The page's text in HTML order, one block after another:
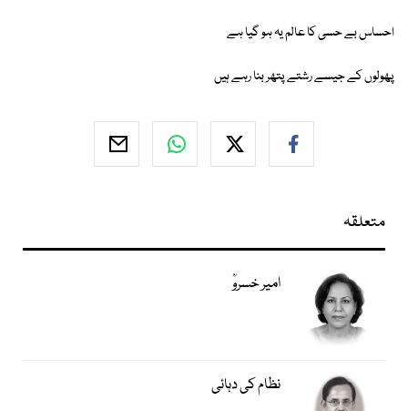
احساس بے حسی کا عالم یہ ہو گیا ہے
پھولوں کے جیسے رشتے پتھر بنا رہے ہیں
متعلقہ
امیر خسروؒ
نظام کی دہائی